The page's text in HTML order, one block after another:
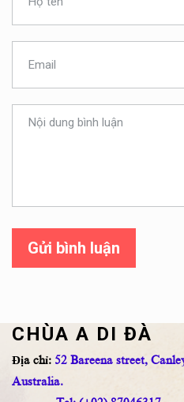
Gửi bình luận
CHÙA A DI ĐÀ
Địa chỉ: 52 Bareena street,
Australia.